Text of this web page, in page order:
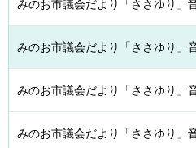
みのお市議会だより「ささゆり」
みのお市議会だより「ささゆり」
みのお市議会だより「ささゆり」
みのお市議会だより「ささゆり」